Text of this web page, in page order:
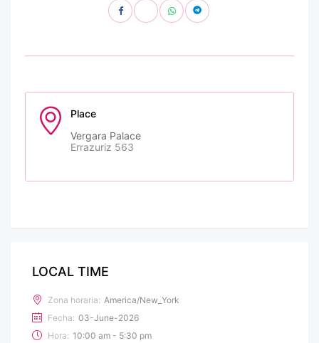
Place
Vergara Palace
Errazuriz 563
LOCAL TIME
Zona horaria: America/New_York
Fecha: 03-June-2026
Hora: 10:00 am - 5:30 pm